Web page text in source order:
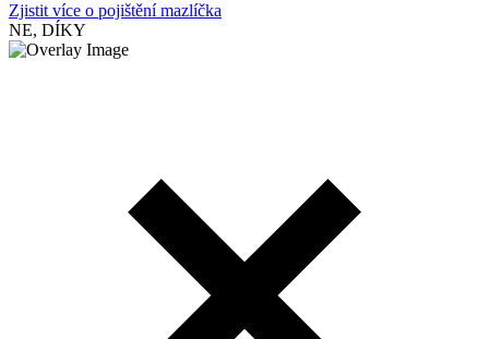
Zjistit více o pojištění mazlíčka
NE, DÍKY